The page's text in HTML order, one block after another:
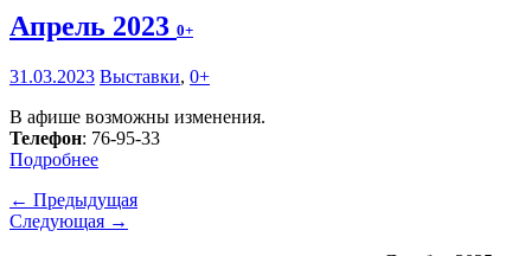
Апрель 2023 0+
31.03.2023 Выставки, 0+
В афише возможны изменения.
Телефон: 76-95-33
Подробнее
← Предыдущая
Следующая →